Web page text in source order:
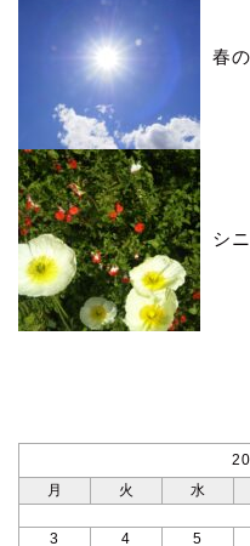
春
シ
月
火 水
3
4 5